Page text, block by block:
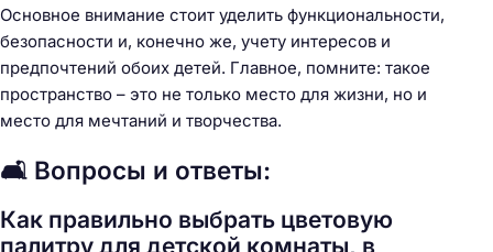
Основное внимание стоит уделить функциональности,
безопасности и, конечно же, учету интересов и
предпочтений обоих детей. Главное, помните: такое
пространство – это не только место для жизни, но и
место для мечтаний и творчества.
🛋️ Вопросы и ответы:
Как правильно выбрать цветовую
палитру для детской комнаты, в